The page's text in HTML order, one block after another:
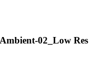
02_Low Res